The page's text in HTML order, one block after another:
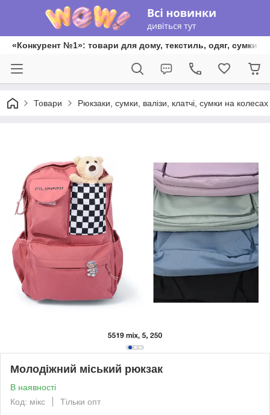
«Конкурент №1»: товари для дому, текстиль, одяг, сумки
Товари Рюкзаки, сумки, валізи, клатчі, сумки на
Молодіжний міський рюкзак
В наявності
Код: мікс
Тільки опт